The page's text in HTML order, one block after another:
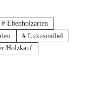
# Ebenholzarten
# Luxusmöbel
Holzkauf